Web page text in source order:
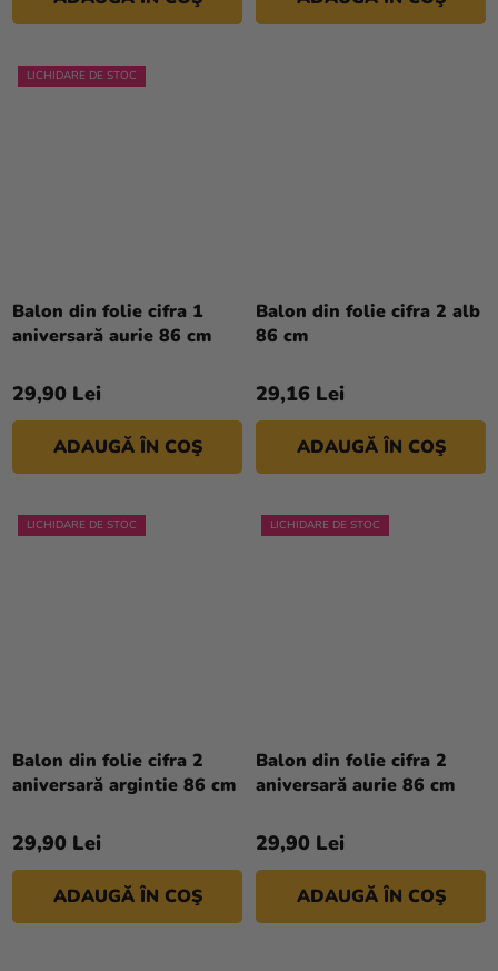
LICHIDARE DE STOC
Balon din folie cifra 1
aniversară aurie 86 cm
29,90 Lei
ADAUGĂ ÎN COŞ
Balon din folie cifra 2 alb
86 cm
29,16 Lei
ADAUGĂ ÎN COŞ
LICHIDARE DE STOC
Balon din folie cifra 2
aniversară argintie 86 cm
29,90 Lei
ADAUGĂ ÎN COŞ
LICHIDARE DE STOC
Balon din folie cifra 2
aniversară aurie 86 cm
29,90 Lei
ADAUGĂ ÎN COŞ